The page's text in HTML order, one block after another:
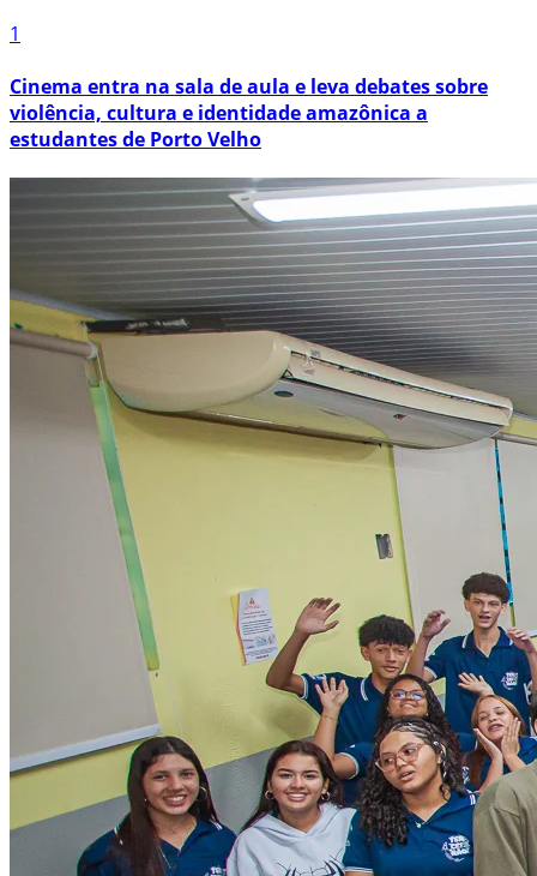
1
Cinema entra na sala de aula e leva debates sobre
violência, cultura e identidade amazônica a
estudantes de Porto Velho